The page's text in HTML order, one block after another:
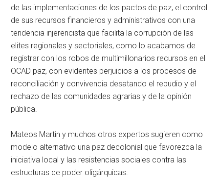
de las implementaciones de los pactos de paz, el control
de sus recursos financieros y administrativos con una
tendencia injerencista que facilita la corrupción de las
elites regionales y sectoriales, como lo acabamos de
registrar con los robos de multimillonarios recursos en el
OCAD paz, con evidentes perjuicios a los procesos de
reconciliación y convivencia desatando el repudio y el
rechazo de las comunidades agrarias y de la opinión
pública.
Mateos Martin y muchos otros expertos sugieren como
modelo alternativo una paz decolonial que favorezca la
iniciativa local y las resistencias sociales contra las
estructuras de poder oligárquicas.